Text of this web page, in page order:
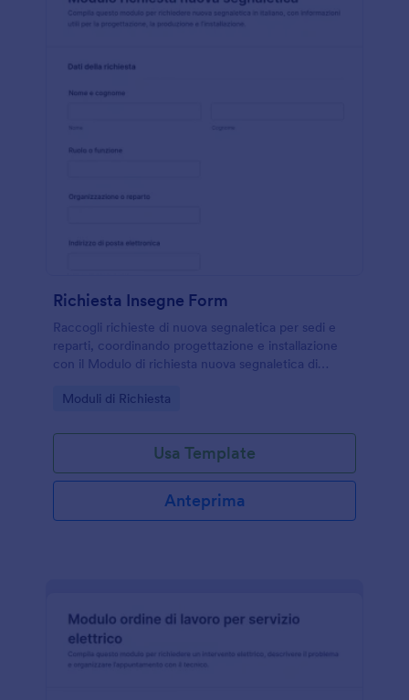
Richiesta Insegne Form
Raccogli richieste di nuova segnaletica per sedi e
reparti, coordinando progettazione e installazione
con il Modulo di richiesta nuova segnaletica di
modulo più ordinata.
Go to Category:
Moduli di Richiesta
Usa Template
Anteprima